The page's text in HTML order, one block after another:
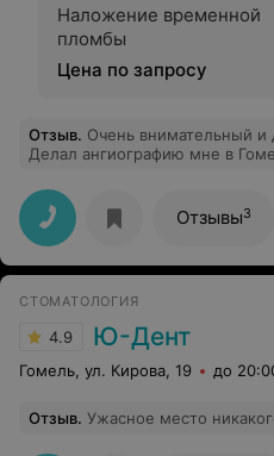
Наложение временной
пломбы
Цена по запросу
Отзыв. Очень внимательный и
Делал ангиографию мне в
успокаивал, после процедуры
моим состоянием. Я осталась
Отзывы3
СТОМАТОЛОГИЯ
4.9 Ю-Дент
Гомель, ул. Кирова, 19 до
Отзыв. Ужасное место